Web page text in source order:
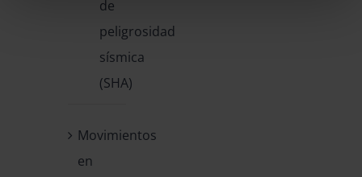
de
peligrosidad
sísmica
(SHA)
Movimientos
en